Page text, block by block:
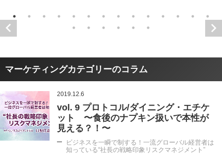
マーケティングカテゴリーのコラム
2019.12.6
vol. 9 プロトコル/ダイニング・エチケ
ット 〜食後のナプキン扱いで本性が
見える？！〜
ビジネスを一瞬で制する！一流グローバル経営者は
知っている“社長の戦略印象リスクマネジメント”